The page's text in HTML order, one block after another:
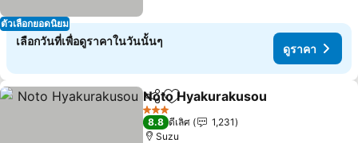
ตัวเลือกยอดนิยม
เลือกวันที่เพื่อดูราคาในวันนั้นๆ
ดูราคา
แชร์ เพิ่มในรายการโปรด
Noto Hyakurakusou
3 ดาว
8.8 ดีเลิศ
1,231
Suzu